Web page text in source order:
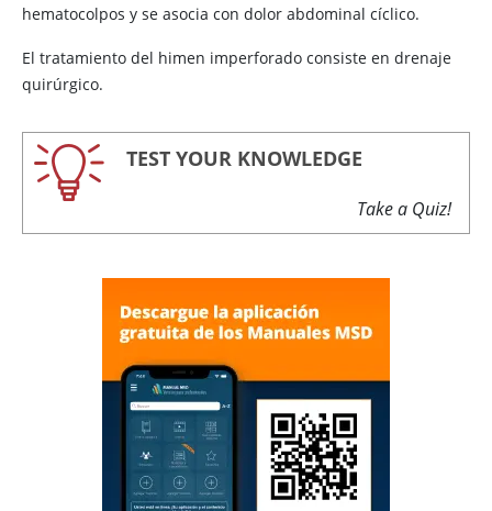
hematocolpos y se asocia con dolor abdominal cíclico.
El tratamiento del himen imperforado consiste en drenaje
quirúrgico.
TEST YOUR KNOWLEDGE
Take a Quiz!